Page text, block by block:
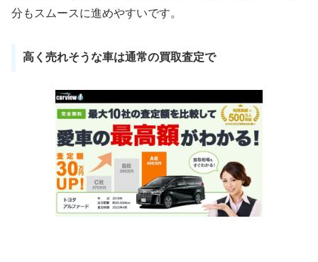
分もスムースに進めやすいです。
高く売れそうな車は通常の買取査定で